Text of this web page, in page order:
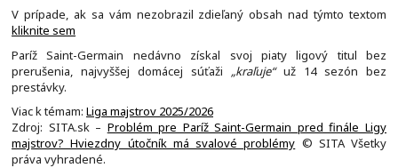
V prípade, ak sa vám nezobrazil zdieľaný obsah nad týmto textom
kliknite sem
Paríž Saint-Germain nedávno získal svoj piaty ligový titul bez
prerušenia, najvyššej domácej súťaži „kraľuje“už 14 sezón bez
prestávky.
Viac k témam: Liga majstrov 2025/2026
Zdroj: SITA.sk – Problém pre Paríž Saint-Germain pred finále Ligy
majstrov? Hviezdny útočník má svalové problémy © SITA Všetky
práva vyhradené.